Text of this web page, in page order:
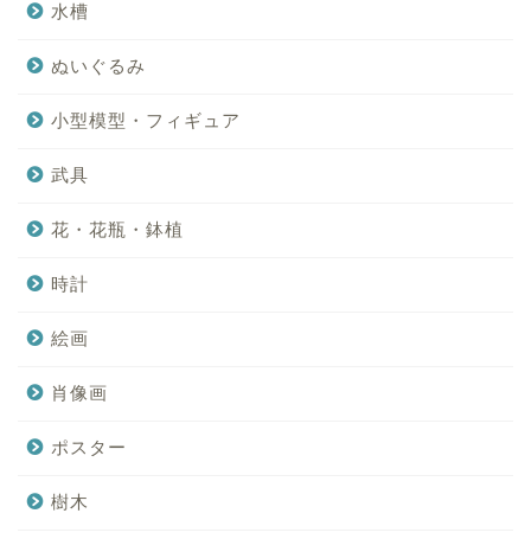
水槽
ぬいぐるみ
小型模型・フィギュア
武具
花・花瓶・鉢植
時計
絵画
肖像画
ポスター
樹木